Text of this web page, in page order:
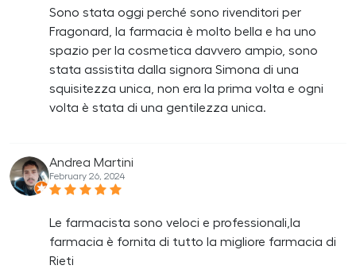
Sono stata oggi perché sono rivenditori per
Fragonard, la farmacia è molto bella e ha uno
spazio per la cosmetica davvero ampio, sono
stata assistita dalla signora Simona di una
squisitezza unica, non era la prima volta e ogni
volta è stata di una gentilezza unica.
Andrea Martini
February 26, 2024
Le farmacista sono veloci e professionali,la
farmacia è fornita di tutto la migliore farmacia di
Rieti